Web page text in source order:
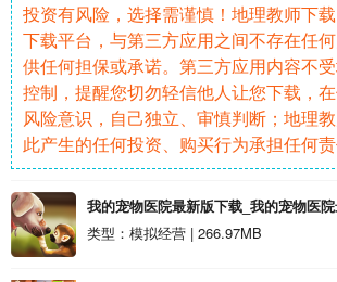
投资有风险，选择需谨慎！地理教师下
下载平台，与第三方应用之间不存在任
供任何担保或承诺。第三方应用内容不
控制，提醒您切勿轻信他人让您下载，
风险意识，自己独立、审慎判断；地理
此产生的任何投资、购买行为承担任何责
我的宠物医院最新版下载_我的宠物医
卓版
类型：模拟经营 | 266.97MB